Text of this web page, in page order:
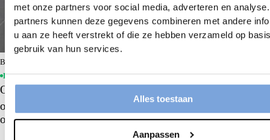
met onze partners voor social media, adverteren en
partners kunnen deze gegevens combineren met andere
u aan ze heeft verstrekt of die ze hebben verzameld op
gebruik van hun services.
Alles toestaan
Aanpassen
Bariseau Mottrie Kortrijk
En stock
Omoda 9 SHS
omoda 9 Premium*1.5EDGI Hybrid 538PK*full
option*carplay*360° camera*ACC*